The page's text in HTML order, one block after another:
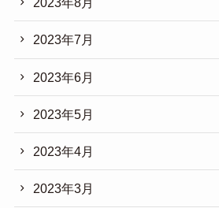
2023年7月
2023年6月
2023年5月
2023年4月
2023年3月